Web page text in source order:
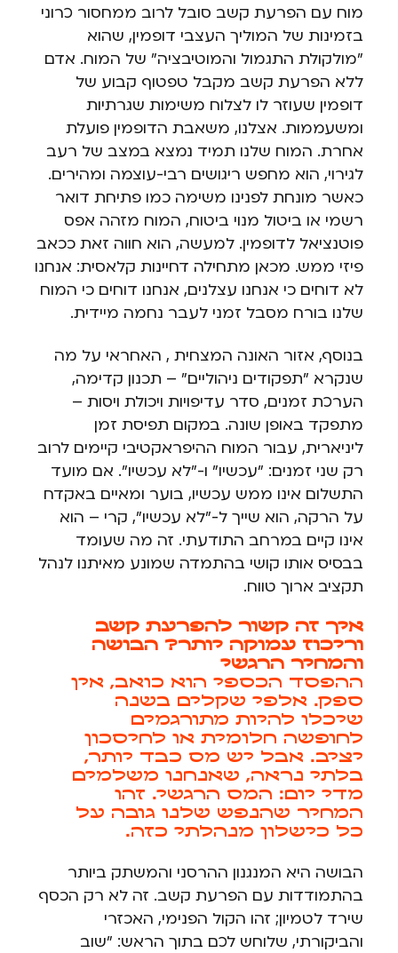
מוח עם הפרעת קשב סובל לרוב ממחסור כרוני
בזמינות של המוליך העצבי דופמין, שהוא
"מולקולת התגמול והמוטיבציה" של המוח. אדם
ללא הפרעת קשב מקבל טפטוף קבוע של
דופמין שעוזר לו לצלוח משימות שגרתיות
ומשעממות. אצלנו, משאבת הדופמין פועלת
אחרת. המוח שלנו תמיד נמצא במצב של רעב
לגירוי, הוא מחפש ריגושים רבי-עוצמה ומהירים.
כאשר מונחת לפנינו משימה כמו פתיחת דואר
רשמי או ביטול מנוי ביטוח, המוח מזהה אפס
פוטנציאל לדופמין. למעשה, הוא חווה זאת ככאב
פיזי ממש. מכאן מתחילה דחיינות קלאסית: אנחנו
לא דוחים כי אנחנו עצלנים, אנחנו דוחים כי המוח
שלנו בורח מסבל זמני לעבר נחמה מיידית.
בנוסף, אזור האונה המצחית , האחראי על מה
שנקרא "תפקודים ניהוליים" – תכנון קדימה,
הערכת זמנים, סדר עדיפויות ויכולת ויסות –
מתפקד באופן שונה. במקום תפיסת זמן
ליניארית, עבור המוח ההיפראקטיבי קיימים לרוב
רק שני זמנים: "עכשיו" ו-"לא עכשיו". אם מועד
התשלום אינו ממש עכשיו, בוער ומאיים באקדח
על הרקה, הוא שייך ל-"לא עכשיו", קרי – הוא
אינו קיים במרחב התודעתי. זה מה שעומד
בבסיס אותו קושי בהתמדה שמונע מאיתנו לנהל
תקציב ארוך טווח.
איך זה קשור להפרעת קשב
וריכוז עמוקה יותר? הבושה
והמחיר הרגשי
ההפסד הכספי הוא כואב, אין
ספק. אלפי שקלים בשנה
שיכלו להיות מתורגמים
לחופשה חלומית או לחיסכון
יציב. אבל יש מס כבד יותר,
בלתי נראה, שאנחנו משלמים
מדי יום: המס הרגשי. זהו
המחיר שהנפש שלנו גובה על
כל כישלון מנהלתי כזה.
הבושה היא המנגנון ההרסני והמשתק ביותר
בהתמודדות עם הפרעת קשב. זה לא רק הכסף
שירד לטמיון; זהו הקול הפנימי, האכזרי
והביקורתי, שלוחש לכם בתוך הראש: "שוב